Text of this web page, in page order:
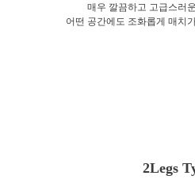
매우 깔끔하고 고급스러
어떤 공간에도 조화롭게 매치
2Legs